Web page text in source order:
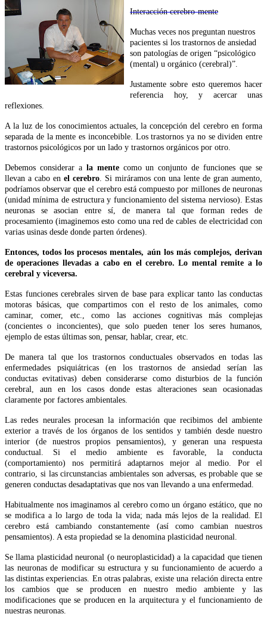
Interacción cerebro-mente
Muchas veces nos preguntan nuestros
pacientes si los trastornos de ansiedad
son patologías de origen “psicológico
(mental) u orgánico (cerebral)”.
Justamente sobre esto queremos hacer
referencia hoy, y acercar unas
reflexiones.
A la luz de los conocimientos actuales, la concepción del cerebro en forma
separada de la mente es inconcebible. Los trastornos ya no se dividen entre
trastornos psicológicos por un lado y trastornos orgánicos por otro.
Debemos considerar a la mentecomo un conjunto de funciones que se
llevan a cabo en el cerebro . Si miráramos con una lente de gran aumento,
podríamos observar que el cerebro está compuesto por millones de neuronas
(unidad mínima de estructura y funcionamiento del sistema nervioso). Estas
neuronas se asocian entre sí, de manera tal que forman redes de
procesamiento (imaginemos esto como una red de cables de electricidad con
varias usinas desde donde parten órdenes).
Entonces, todos los procesos mentales, aún los más complejos, derivan
de operaciones llevadas a cabo en el cerebro. Lo mental remite a lo
cerebral y viceversa.
Estas funciones cerebrales sirven de base para explicar tanto las conductas
motoras básicas, que compartimos con el resto de los animales, como
caminar, comer, etc., como las acciones cognitivas más complejas
(concientes o inconcientes), que solo pueden tener los seres humanos,
ejemplo de estas últimas son, pensar, hablar, crear, etc.
De manera tal que los trastornos conductuales observados en todas las
enfermedades psiquiátricas (en los trastornos de ansiedad serían las
conductas evitativas) deben considerarse como disturbios de la función
cerebral, aun en los casos donde estas alteraciones sean ocasionadas
claramente por factores ambientales.
Las redes neurales procesan la información que recibimos del ambiente
exterior a través de los órganos de los sentidos y también desde nuestro
interior (de nuestros propios pensamientos), y generan una respuesta
conductual. Si el medio ambiente es favorable, la conducta
(comportamiento) nos permitirá adaptarnos mejor al medio. Por el
contrario, si las circunstancias ambientales son adversas, es probable que se
generen conductas desadaptativas que nos van llevando a una enfermedad.
Habitualmente nos imaginamos al cerebro como un órgano estático, que no
se modifica a lo largo de toda la vida; nada más lejos de la realidad. El
cerebro está cambiando constantemente (así como cambian nuestros
pensamientos). A esta propiedad se la denomina plasticidad neuronal.
Se llama plasticidad neuronal (o neuroplasticidad) a la capacidad que tienen
las neuronas de modificar su estructura y su funcionamiento de acuerdo a
las distintas experiencias. En otras palabras, existe una relación directa entre
los cambios que se producen en nuestro medio ambiente y las
modificaciones que se producen en la arquitectura y el funcionamiento de
nuestras neuronas.